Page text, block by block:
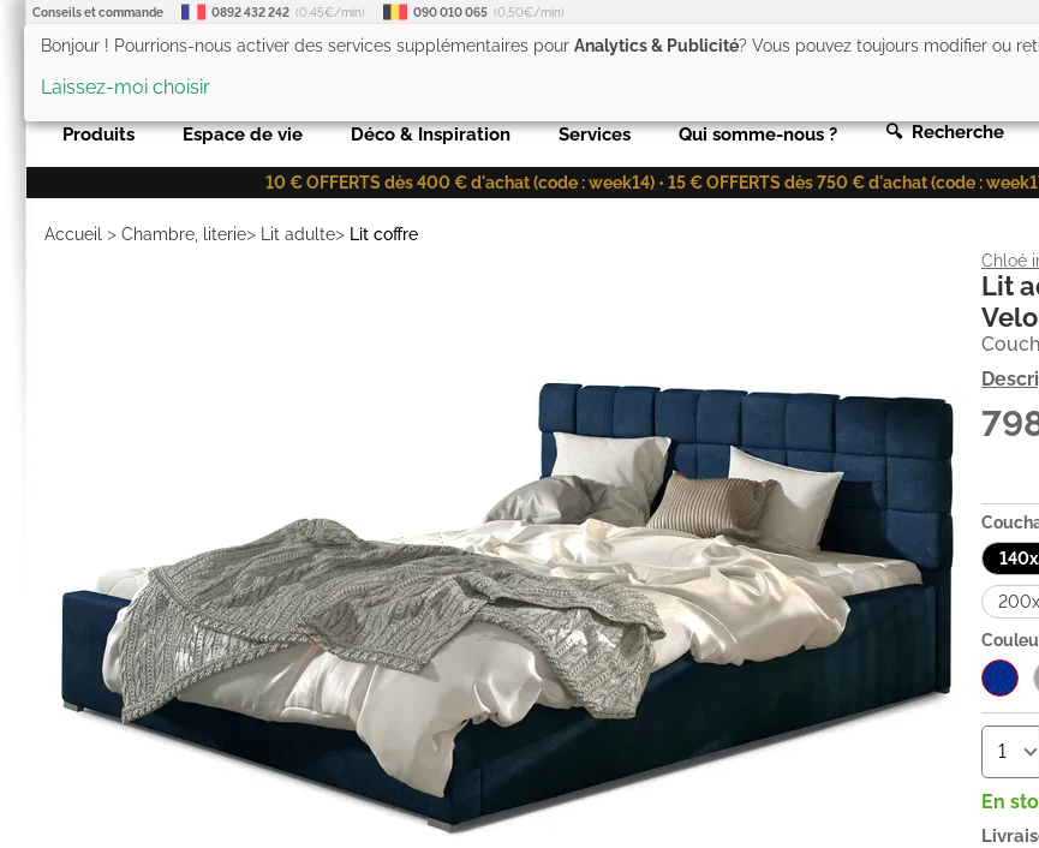
Conseils et commande 0892 432 242 (0,45€/min) 090 010 065 (0,50€/min)
Produits Espace de vie Déco & Inspiration Services Qui somme-nous ? 🔍 Recherche
10 € OFFERTS dès 400 € d'achat (code : week14) • 15 € OFFERTS dès 750 € d'achat (code :
Accueil > Chambre, literie> Lit adulte> Lit coffre
Chloé
Lit
En
Bonjour ! Pourrions-nous activer des services supplémentaires pour Analytics & Publicité? Vous pouvez toujours modifier ou
Laissez-moi choisir